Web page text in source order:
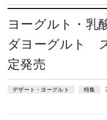
ヨーグルト・乳
ダヨーグルト
定発売
デザート・ヨーグルト 特集